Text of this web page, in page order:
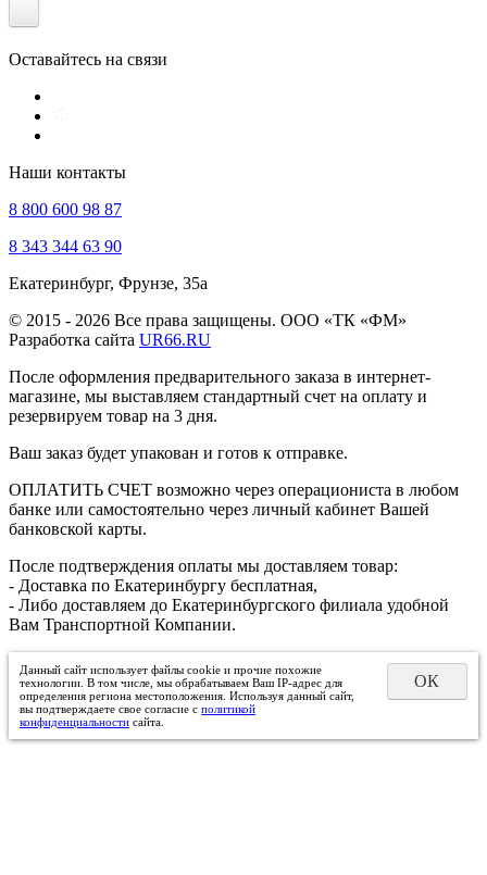
Оставайтесь на связи
Наши контакты
8 800 600 98 87
8 343 344 63 90
Екатеринбург, Фрунзе, 35а
© 2015 - 2026 Все права защищены. ООО «ТК «ФМ»
Разработка сайта UR66.RU
После оформления предварительного заказа в интернет-
магазине, мы выставляем стандартный счет на оплату и
резервируем товар на 3 дня.
Ваш заказ будет упакован и готов к отправке.
ОПЛАТИТЬ СЧЕТ возможно через операциониста в любом
банке или самостоятельно через личный кабинет Вашей
банковской карты.
После подтверждения оплаты мы доставляем товар:
- Доставка по Екатеринбургу бесплатная,
- Либо доставляем до Екатеринбургского филиала удобной
Вам Транспортной Компании.
Данный сайт использует файлы cookie и прочие похожие
технологии. В том числе, мы обрабатываем Ваш IP-адрес для
определения региона местоположения. Используя данный сайт,
вы подтверждаете свое согласие с политикой
конфиденциальности сайта.
ОК